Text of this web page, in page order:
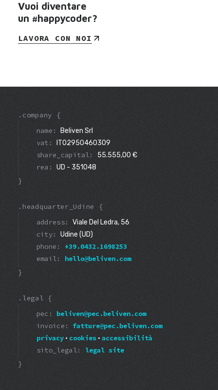
Vuoi diventare
un #happycoder?
LAVORA CON NOI
.company {
}
name: Beliven Srl
vat: IT02950460309
share_capital: 55.555,00 €
rea: UD - 351048
.headquarter_Udine {
}
address: Viale Del Ledra, 56
city: Udine (UD)
phone:
+39.0432.1698253
email:
hello@beliven.com
.legal {
}
pec:
beliven@pec.beliven.com
invoice:
fatture@pec.beliven.com
privacy • cookies • accessibilità
sito_legal:
legal site